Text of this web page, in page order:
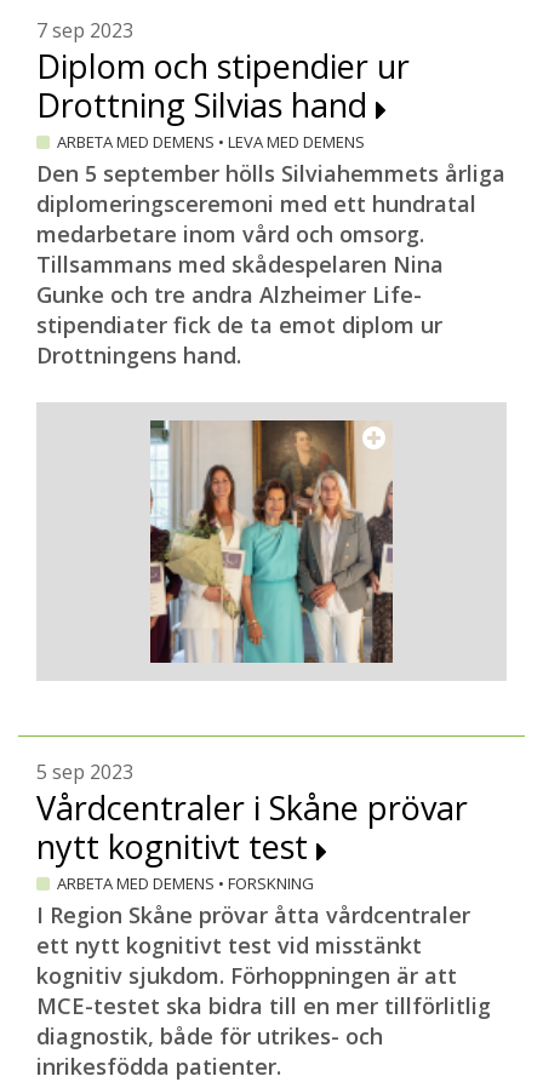
7 sep 2023
Diplom och stipendier ur
Drottning Silvias hand
ARBETA MED DEMENS • LEVA MED DEMENS
Den 5 september hölls Silviahemmets årliga
diplomeringsceremoni med ett hundratal
medarbetare inom vård och omsorg.
Tillsammans med skådespelaren Nina
Gunke och tre andra Alzheimer Life-
stipendiater fick de ta emot diplom ur
Drottningens hand.
5 sep 2023
Vårdcentraler i Skåne prövar
nytt kognitivt test
ARBETA MED DEMENS • FORSKNING
I Region Skåne prövar åtta vårdcentraler
ett nytt kognitivt test vid misstänkt
kognitiv sjukdom. Förhoppningen är att
MCE-testet ska bidra till en mer tillförlitlig
diagnostik, både för utrikes- och
inrikesfödda patienter.